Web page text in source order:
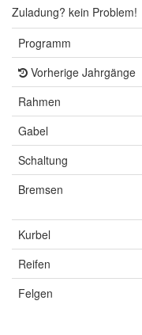
Zuladung? kein Problem!
Programm
Vorherige Jahrgänge
Rahmen
Gabel
Schaltung
Bremsen
Kurbel
Reifen
Felgen